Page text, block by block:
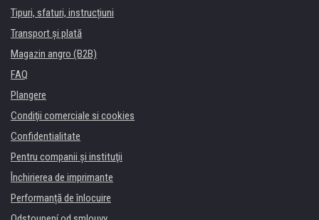
Tipuri, sfaturi, instrucțiuni
Transport şi plată
Magazin angro (B2B)
FAQ
Plangere
Condiţii comerciale si cookies
Confidentialitate
Pentru companii și instituţii
Închirierea de imprimante
Performanță de înlocuire